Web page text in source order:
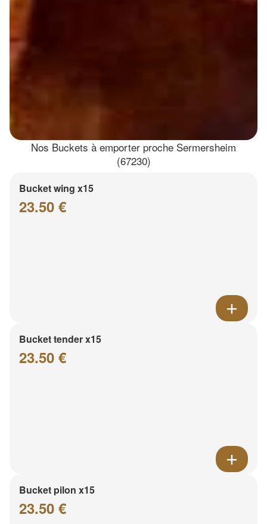
Nos Buckets à emporter proche Sermersheim
(67230)
Bucket wing x15
23.50 €
Bucket tender x15
23.50 €
Bucket pilon x15
23.50 €